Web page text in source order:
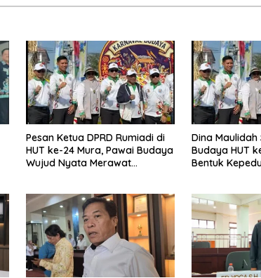
Pesan Ketua DPRD Rumiadi di
HUT ke-24 Mura, Pawai Budaya
Wujud Nyata Merawat
Dina
Budaya HUT
Bentuk